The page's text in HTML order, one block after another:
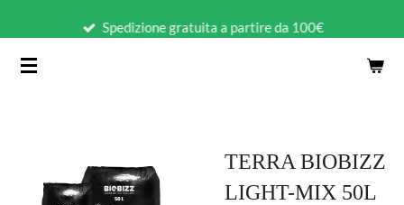
contenuto
Spedizione gratuita a partire da 100€
TERRA BIOBIZZ
LIGHT-MIX 50L